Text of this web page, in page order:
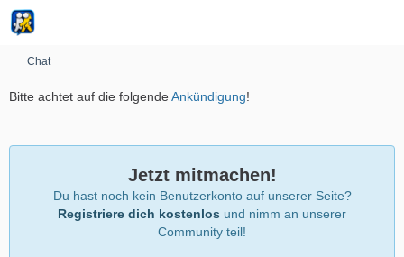
Chat
Bitte achtet auf die folgendeAnkündigung!
Jetzt mitmachen!
Du hast noch kein Benutzerkonto auf unserer Seite?
Registriere dich kostenlos und nimm an unserer
Community teil!